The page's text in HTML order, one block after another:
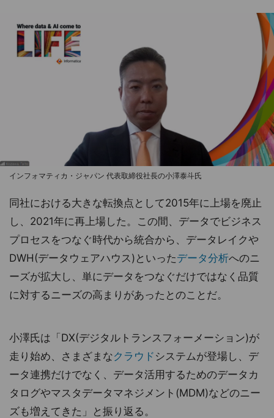
インフォマティカ・ジャパン 代表取締役社長の小澤泰斗氏
同社における大きな転換点として2015年に上場を廃止
し、2021年に再上場した。この間、データでビジネス
プロセスをつなぐ時代から統合から、データレイクや
DWH(データウェアハウス)といったデータ分析へのニ
ーズが拡大し、単にデータをつなぐだけではなく品質
に対するニーズの高まりがあったとのことだ。
小澤氏は「DX(デジタルトランスフォーメーション)が
走り始め、さまざまなクラウド システムが登場し、デ
ータ連携だけでなく、データ活用するためのデータカ
タログやマスタデータマネジメント(MDM)などのニー
ズも増えてきた」と振り返る。